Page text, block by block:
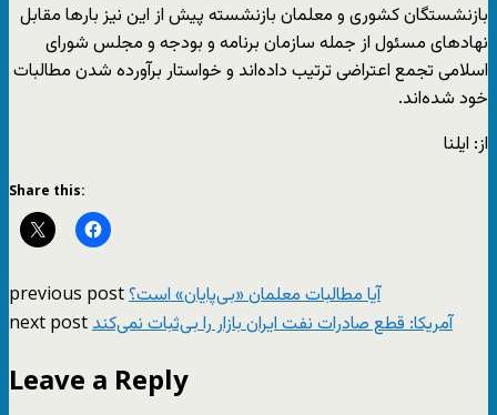
بازنشستگان کشوری و معلمان بازنشسته پیش از این نیز بارها مقابل
نهادهای مسئول از جمله سازمان برنامه و بودجه و مجلس شورای
اسلامی تجمع اعتراضی ترتیب داده‌اند و خواستار برآورده شدن مطالبات
خود شده‌اند.
از: ایلنا
Share this:
previous postآیا مطالبات معلمان «بی‌پایان» است؟
next postآمریکا: قطع صادرات نفت ایران بازار را بی‌ثبات نمی‌کند
Leave a Reply